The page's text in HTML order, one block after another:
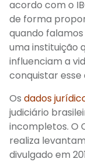
acordo com o
de forma
quando
uma instituição
influenciam a
conquistar esse
Os dados
judiciário
incompletos. O
realiza
divulgado em